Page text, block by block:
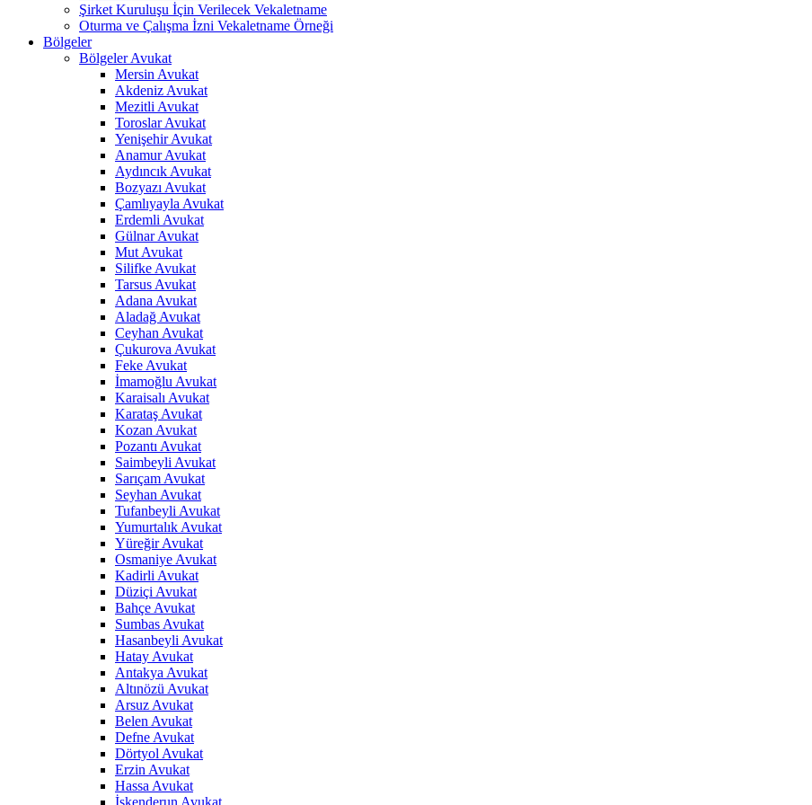
Şirket Kuruluşu İçin Verilecek Vekaletname
Oturma ve Çalışma İzni Vekaletname Örneği
Bölgeler
Bölgeler Avukat
Mersin Avukat
Akdeniz Avukat
Mezitli Avukat
Toroslar Avukat
Yenişehir Avukat
Anamur Avukat
Aydıncık Avukat
Bozyazı Avukat
Çamlıyayla Avukat
Erdemli Avukat
Gülnar Avukat
Mut Avukat
Silifke Avukat
Tarsus Avukat
Adana Avukat
Aladağ Avukat
Ceyhan Avukat
Çukurova Avukat
Feke Avukat
İmamoğlu Avukat
Karaisalı Avukat
Karataş Avukat
Kozan Avukat
Pozantı Avukat
Saimbeyli Avukat
Sarıçam Avukat
Seyhan Avukat
Tufanbeyli Avukat
Yumurtalık Avukat
Yüreğir Avukat
Osmaniye Avukat
Kadirli Avukat
Düziçi Avukat
Bahçe Avukat
Sumbas Avukat
Hasanbeyli Avukat
Hatay Avukat
Antakya Avukat
Altınözü Avukat
Arsuz Avukat
Belen Avukat
Defne Avukat
Dörtyol Avukat
Erzin Avukat
Hassa Avukat
İskenderun Avukat